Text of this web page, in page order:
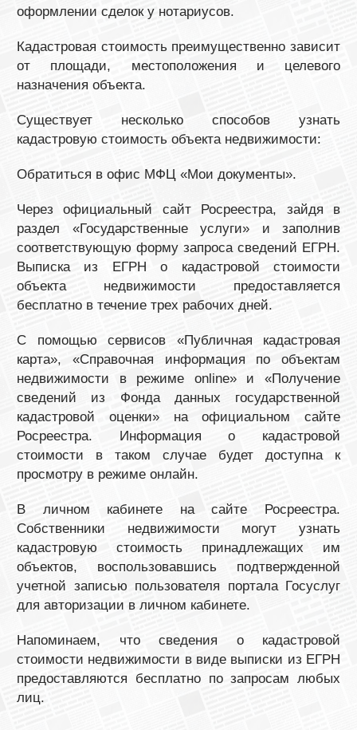
оформлении сделок у нотариусов.
Кадастровая стоимость преимущественно зависит
от площади, местоположения и целевого
назначения объекта.
Существует несколько способов узнать
кадастровую стоимость объекта недвижимости:
Обратиться в офис МФЦ «Мои документы».
Через официальный сайт Росреестра, зайдя в
раздел «Государственные услуги» и заполнив
соответствующую форму запроса сведений ЕГРН.
Выписка из ЕГРН о кадастровой стоимости
объекта недвижимости предоставляется
бесплатно в течение трех рабочих дней.
С помощью сервисов «Публичная кадастровая
карта», «Справочная информация по объектам
недвижимости в режиме online» и «Получение
сведений из Фонда данных государственной
кадастровой оценки» на официальном сайте
Росреестра. Информация о кадастровой
стоимости в таком случае будет доступна к
просмотру в режиме онлайн.
В личном кабинете на сайте Росреестра.
Собственники недвижимости могут узнать
кадастровую стоимость принадлежащих им
объектов, воспользовавшись подтвержденной
учетной записью пользователя портала Госуслуг
для авторизации в личном кабинете.
Напоминаем, что сведения о кадастровой
стоимости недвижимости в виде выписки из ЕГРН
предоставляются бесплатно по запросам любых
лиц.